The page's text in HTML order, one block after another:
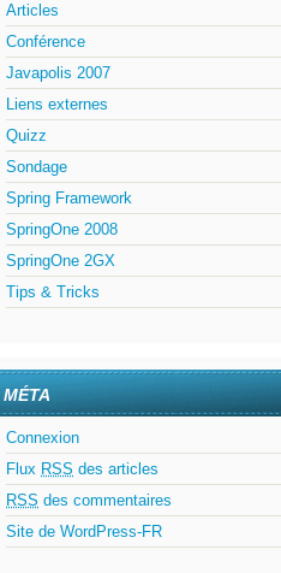
Articles
Conférence
Javapolis 2007
Liens externes
Quizz
Sondage
Spring Framework
SpringOne 2008
SpringOne 2GX
Tips & Tricks
MÉTA
Connexion
Flux RSS des articles
RSS des commentaires
Site de WordPress-FR